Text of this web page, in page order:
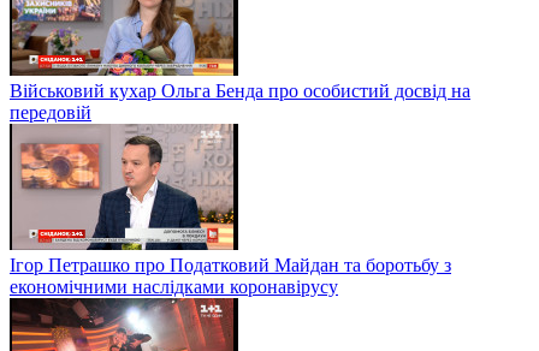
Військовий кухар Ольга Бенда про особистий досвід на
передовій
Ігор Петрашко про Податковий Майдан та боротьбу з
економічними наслідками коронавірусу